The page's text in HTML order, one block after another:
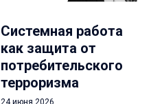
Системная работа
как защита от
потребительского
терроризма